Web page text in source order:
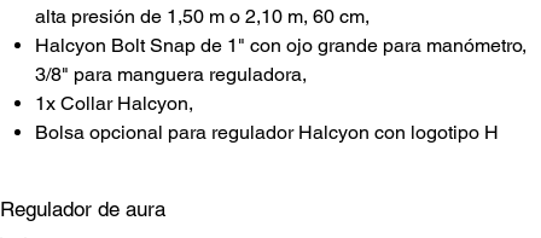
alta presión de 1,50 m o 2,10 m, 60 cm,
Halcyon Bolt Snap de 1" con ojo grande para manómetro,
3/8" para manguera reguladora,
1x Collar Halcyon,
Bolsa opcional para regulador Halcyon con logotipo H
Regulador de aura